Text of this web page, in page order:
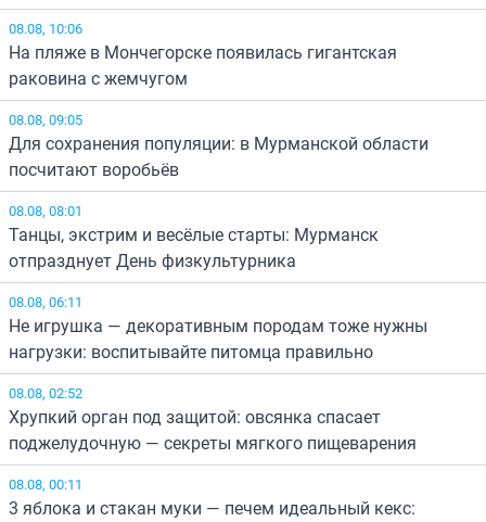
08.08, 10:06
На пляже в Мончегорске появилась гигантская
раковина с жемчугом
08.08, 09:05
Для сохранения популяции: в Мурманской области
посчитают воробьёв
08.08, 08:01
Танцы, экстрим и весёлые старты: Мурманск
отпразднует День физкультурника
08.08, 06:11
Не игрушка — декоративным породам тоже нужны
нагрузки: воспитывайте питомца правильно
08.08, 02:52
Хрупкий орган под защитой: овсянка спасает
поджелудочную — секреты мягкого пищеварения
08.08, 00:11
3 яблока и стакан муки — печем идеальный кекс: